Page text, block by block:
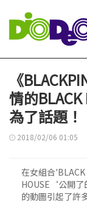
《
情的
為了話題！
2018/02/06 01:05
在女組合
HOUSE‘公開
的動圖引起了許